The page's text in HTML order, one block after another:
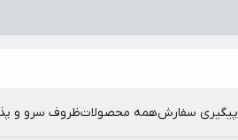
پیگیری سفارشهمه محصولاتظروف سرو و